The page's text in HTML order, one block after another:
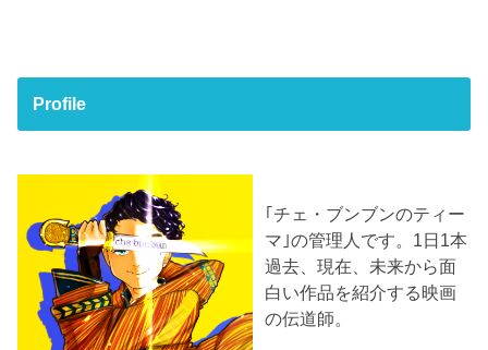
Profile
｢チェ・ブンブンのティー
マ｣の管理人です。1日1本
過去、現在、未来から面
白い作品を紹介する映画
の伝道師。